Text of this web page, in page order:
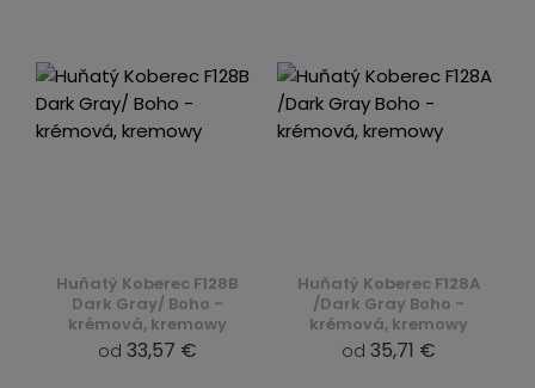
Huňatý Koberec F128B
Dark Gray/ Boho -
krémová, kremowy
od 33,57 €
Huňatý Koberec F128A
/Dark Gray Boho -
krémová, kremowy
od 35,71 €